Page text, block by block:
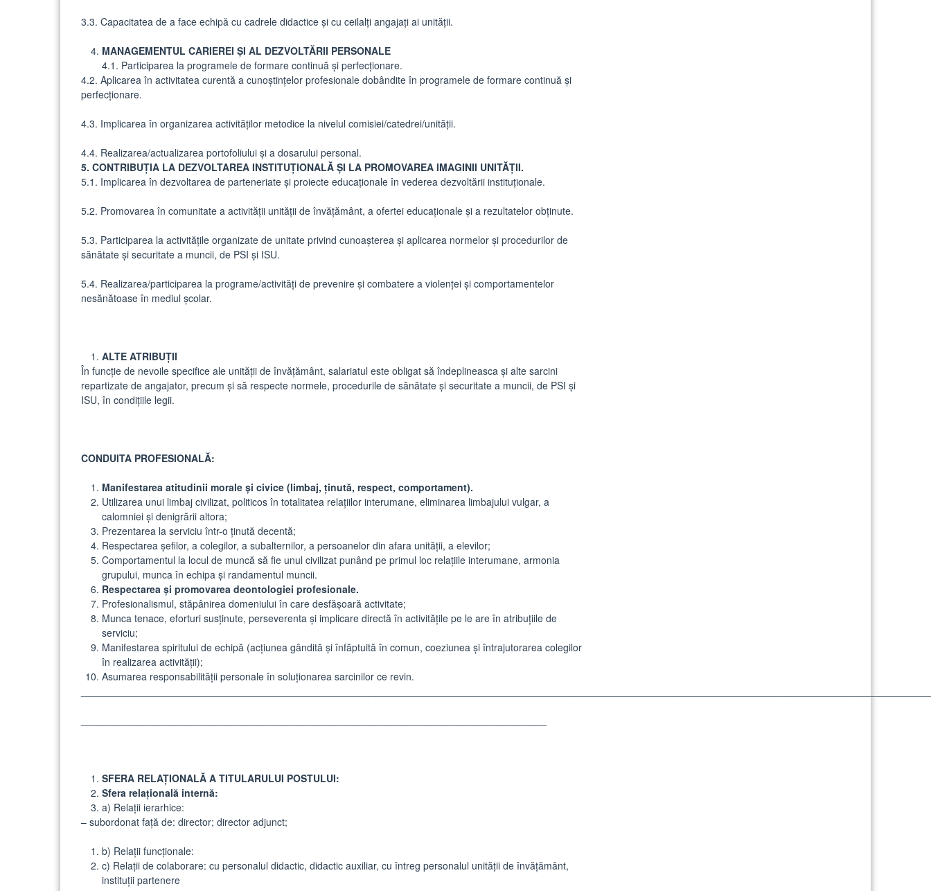
3.3. Capacitatea de a face echipă cu cadrele didactice şi cu ceilalţi angajaţi ai unității.
MANAGEMENTUL CARIEREI ȘI AL DEZVOLTĂRII PERSONALE
4.1. Participarea la programele de formare continuă şi perfecţionare.
4.2. Aplicarea în activitatea curentă a cunoştinţelor profesionale dobândite în programele de formare continuă şi
perfecţionare.
4.3. Implicarea în organizarea activităţilor metodice la nivelul comisiei/catedrei/unităţii.
4.4. Realizarea/actualizarea portofoliului şi a dosarului personal.
5. CONTRIBUȚIA LA DEZVOLTAREA INSTITUȚIONALĂ ȘI LA PROMOVAREA IMAGINII UNITĂȚII.
5.1. Implicarea în dezvoltarea de parteneriate şi proiecte educaţionale în vederea dezvoltării instituţionale.
5.2. Promovarea în comunitate a activităţii unităţii de învăţământ, a ofertei educaţionale şi a rezultatelor obţinute.
5.3. Participarea la activităţile organizate de unitate privind cunoaşterea şi aplicarea normelor şi procedurilor de
sănătate şi securitate a muncii, de PSI şi ISU.
5.4. Realizarea/participarea la programe/activităţi de prevenire şi combatere a violenţei şi comportamentelor
nesănătoase în mediul şcolar.
ALTE ATRIBUŢII
În funcţie de nevoile specifice ale unităţii de învăţământ, salariatul este obligat să îndeplineasca şi alte sarcini
repartizate de angajator, precum şi să respecte normele, procedurile de sănătate şi securitate a muncii, de PSI şi
ISU, în condiţiile legii.
CONDUITA PROFESIONALĂ:
Manifestarea atitudinii morale și civice (limbaj, ținută, respect, comportament).
Utilizarea unui limbaj civilizat, politicos în totalitatea relațiilor interumane, eliminarea limbajului vulgar, a
calomniei și denigrării altora;
Prezentarea la serviciu într-o ţinută decentă;
Respectarea şefilor, a colegilor, a subalternilor, a persoanelor din afara unității, a elevilor;
Comportamentul la locul de muncă să fie unul civilizat punând pe primul loc relațiile interumane, armonia
grupului, munca în echipa și randamentul muncii.
Respectarea și promovarea deontologiei profesionale.
Profesionalismul, stăpânirea domeniului în care desfăşoară activitate;
Munca tenace, eforturi susținute, perseverenta și implicare directă în activităţile pe le are în atribuţiile de
serviciu;
Manifestarea spiritului de echipă (acțiunea gândită și înfăptuită în comun, coeziunea și întrajutorarea colegilor
în realizarea activităţii);
Asumarea responsabilității personale în soluţionarea sarcinilor ce revin.
SFERA RELAŢIONALĂ A TITULARULUI POSTULUI:
Sfera relaţională internă:
a) Relaţii ierarhice:
– subordonat faţă de: director; director adjunct;
b) Relaţii funcţionale:
c) Relaţii de colaborare: cu personalul didactic, didactic auxiliar, cu întreg personalul unității de învățământ,
instituții partenere